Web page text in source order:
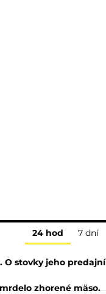
24 hod 7 dní
O stovky jeho predajní
zhorené mäso.